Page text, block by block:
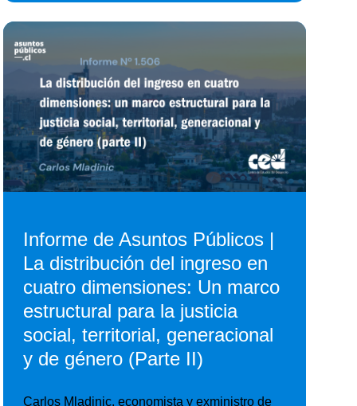
Informe de Asuntos Públicos |
La distribución del ingreso en
cuatro dimensiones: Un marco
estructural para la justicia
social, territorial, generacional
y de género (Parte II)
Carlos Mladinic, economista y exministro de